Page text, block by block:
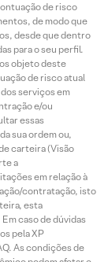
de risco
de modo que
desde que dentro
para o seu perfil.
objeto deste
de risco atual
serviços em
e/ou
essas
sua ordem ou,
carteira (Visão
a
em relação à
contratação, isto
esta
caso de dúvidas
pela XP
As condições de